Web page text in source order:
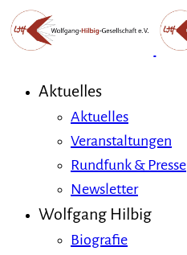
Aktuelles
Aktuelles
Veranstaltungen
Rundfunk & Presse
Newsletter
Wolfgang Hilbig
Biografie